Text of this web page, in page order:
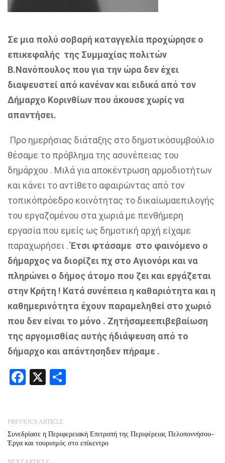
Σε μια πολύ σοβαρή καταγγελία προχώρησε ο
επικεφαλής της Συμμαχίας πολιτών
Β.Νανόπουλος που για την ώρα δεν έχει
διαψευστεί από κανέναν και ειδικά από τον
Δήμαρχο Κορινθίων που άκουσε χωρίς να
απαντήσει.
Προ ημερήσιας διάταξης στο δημοτικόσυμβούλιο
θέσαμε το πρόβλημα της ασυνέπειας του
δημάρχου . Μιλάγια αποκέντρωση αρμοδιοτήτων
και κάνει το αντίθετο αφαιρώντας από τον
τοπικόπρόεδρο κοινότητας το δικαίωμαεπιλογής
του εργαζομένου στα χωριά με πενθήμερη
εργασία που εμείς ως δημοτική αρχή είχαμε
παραχωρήσει .Έτσι φτάσαμε στο φαινόμενο ο
δήμαρχοςνα διορίζει πχ στο Αγιονόρι και να
πληρώνει ο δήμος άτομο που ζει και εργάζεται
στην Κρήτη ! Κατά συνέπεια η καθαριότητα και η
καθημερινότητα έχουν παραμεληθεί στο χωριό
που δεν είναι το μόνο . Ζητήσαμεεπιβεβαίωση
της αργομισθίας αυτής ήδιάψευση από το
δήμαρχο και απάντησηδεν πήραμε .
Facebook
X
PREVIOUS ARTICLE
Συνεδρίασε η Περιφερειακή Επιτροπή της Περιφέρειας Πελοποννήσου–
Έργα και τουρισμός στο επίκεντρο